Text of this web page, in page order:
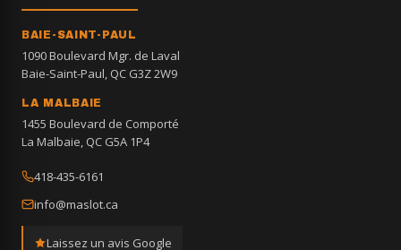
BAIE-SAINT-PAUL
1090 Boulevard Mgr. de Laval
Baie-Saint-Paul, QC G3Z 2W9
LA MALBAIE
1455 Boulevard de Comporté
La Malbaie, QC G5A 1P4
418-435-6161
info@maslot.ca
Laissez un avis Google